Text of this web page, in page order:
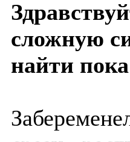
сложную
найти